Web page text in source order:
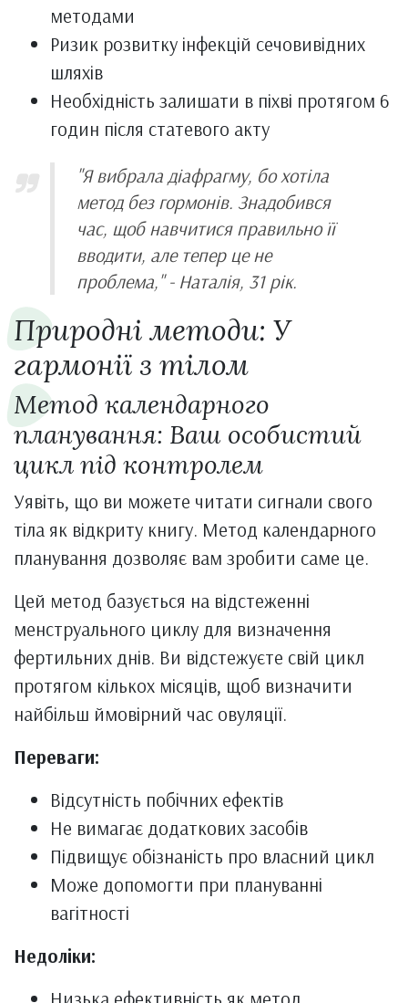
методами
Ризик розвитку інфекцій сечовивідних
шляхів
Необхідність залишати в піхві протягом 6
годин після статевого акту
"Я вибрала діафрагму, бо хотіла
метод без гормонів. Знадобився
час, щоб навчитися правильно її
вводити, але тепер це не
проблема," - Наталія, 31 рік.
Природні методи: У
гармонії з тілом
Метод календарного
планування: Ваш особистий
цикл під контролем
Уявіть, що ви можете читати сигнали свого
тіла як відкриту книгу. Метод календарного
планування дозволяє вам зробити саме це.
Цей метод базується на відстеженні
менструального циклу для визначення
фертильних днів. Ви відстежуєте свій цикл
протягом кількох місяців, щоб визначити
найбільш ймовірний час овуляції.
Переваги:
Відсутність побічних ефектів
Не вимагає додаткових засобів
Підвищує обізнаність про власний цикл
Може допомогти при плануванні
вагітності
Недоліки: